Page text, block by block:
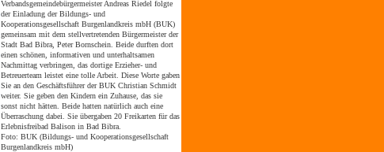
Verbandsgemeindebürgermeister Andreas Riedel folgte
der Einladung der Bildungs- und
Kooperationsgesellschaft Burgenlandkreis mbH (BUK)
gemeinsam mit dem stellvertretenden Bürgermeister der
Stadt Bad Bibra, Peter Bornschein. Beide durften dort
einen schönen, informativen und unterhaltsamen
Nachmittag verbringen, das dortige Erzieher- und
Betreuerteam leistet eine tolle Arbeit. Diese Worte gaben
Sie an den Geschäftsführer der BUK Christian Schmidt
weiter. Sie geben den Kindern ein Zuhause, das sie
sonst nicht hätten. Beide hatten natürlich auch eine
Überraschung dabei. Sie übergaben 20 Freikarten für das
Erlebnisfreibad Balison in Bad Bibra.
Foto: BUK (Bildungs- und Kooperationsgesellschaft
Burgenlandkreis mbH)